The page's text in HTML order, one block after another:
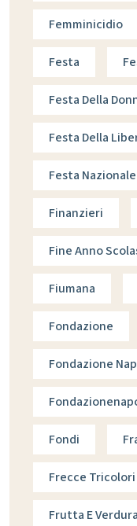
Femminicidio
Festa
Festa Della
Festa Della
Festa Nazionale
Finanzieri
Fine Anno
Fiumana
Fondazione
Fondazione
Fondi
Frecce Tricolori
Frutta E Verdura